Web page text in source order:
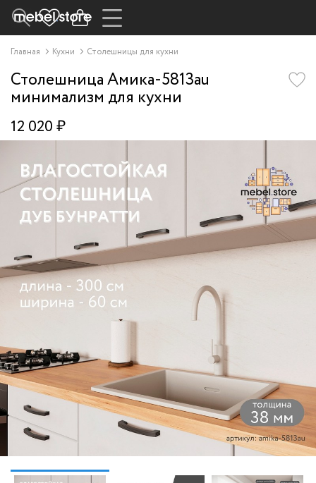
Главная Кухни Столешницы для кухни
Столешница Амика-5813au
минимализм для кухни
12 020 ₽